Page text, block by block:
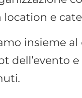
location e
insieme al
dell’evento e